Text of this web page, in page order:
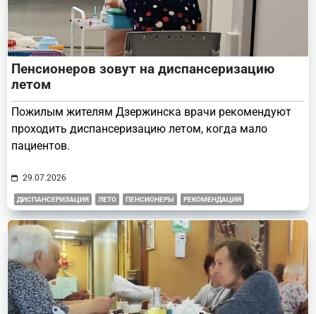
Пенсионеров зовут на диспансеризацию
летом
Пожилым жителям Дзержинска врачи рекомендуют
проходить диспансеризацию летом, когда мало
пациентов.
29.07.2026
ДИСПАНСЕРИЗАЦИЯ ЛЕТО ПЕНСИОНЕРЫ РЕКОМЕНДАЦИЯ